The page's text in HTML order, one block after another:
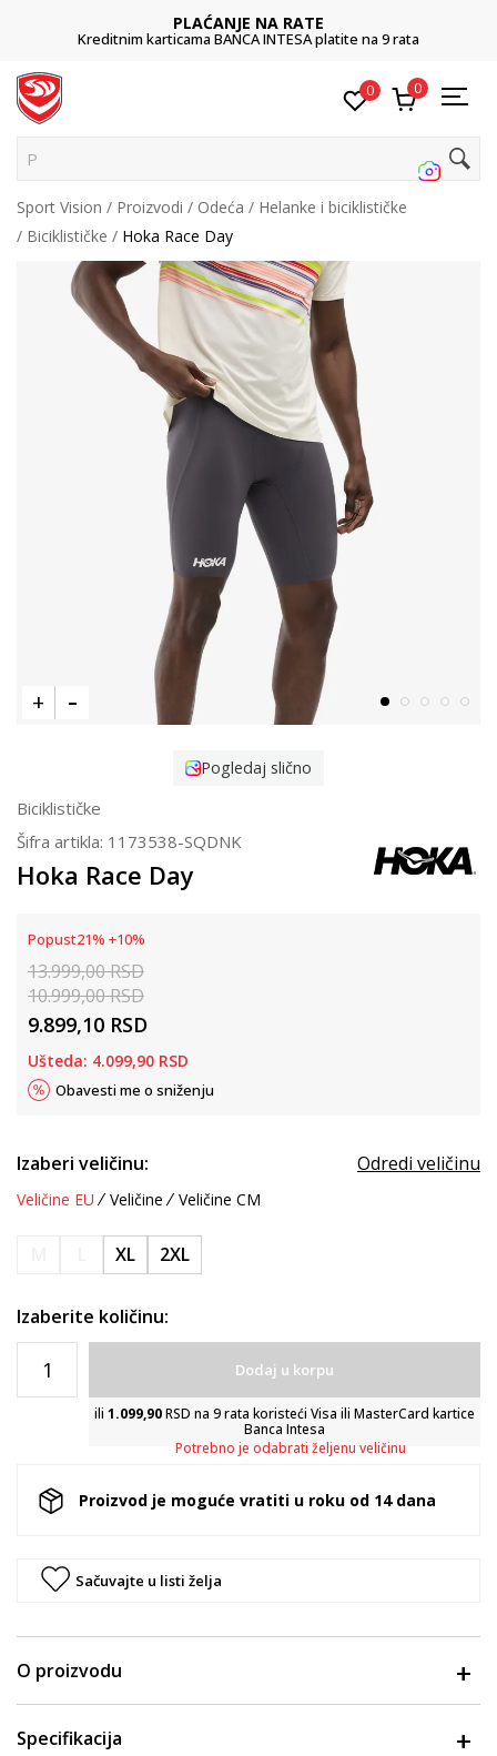
PLAĆANJE NA RATE
Kreditnim karticama BANCA INTESA platite na 9 rata
0 0
Pret
Sport Vision Proizvodi Odeća
Helanke i biciklističke
Biciklističke
Hoka Race Day
Pogledaj slično
Biciklističke
Šifra artikla: 1173538-SQDNK
Hoka Race Day
Popust21% +10%
13.999,00RSD
10.999,00RSD
9.899,10 RSD
Ušteda: 4.099,90 RSD
Obavesti me o sniženju
Izaberi veličinu: Odredi veličinu
Veličine EU Veličine Veličine CM
XL 2XL
Izaberite količinu:
Dodaj u korpu
ili 1.099,90RSD na 9 rata koristeći Visa ili MasterCard kartice
Banca Intesa
Potrebno je odabrati željenu veličinu
Proizvod je moguće vratiti u roku od 14 dana
Sačuvajte u listi želja
O proizvodu
Specifikacija